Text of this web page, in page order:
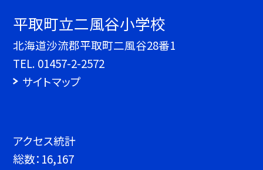
平取町立二風谷小学校
北海道沙流郡平取町二風谷28番1
TEL. 01457-2-2572
サイトマップ
アクセス統計
総数： 16,167